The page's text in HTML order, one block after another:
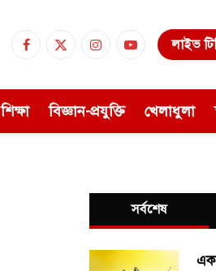
Facebook
X
InstagramYouTubeলাইভ
শিক্ষা বিজ্ঞান-প্রযুক্তি খেলাধুলা
সর্বশেষ